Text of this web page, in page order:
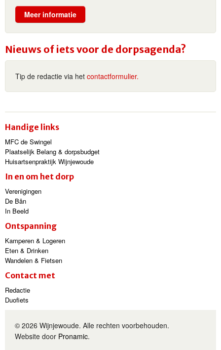
Meer informatie
Nieuws of iets voor de dorpsagenda?
Tip de redactie via het contactformulier.
Handige links
MFC de Swingel
Plaatselijk Belang & dorpsbudget
Huisartsenpraktijk Wijnjewoude
In en om het dorp
Verenigingen
De Bân
In Beeld
Ontspanning
Kamperen & Logeren
Eten & Drinken
Wandelen & Fietsen
Contact met
Redactie
Duofiets
© 2026 Wijnjewoude. Alle rechten voorbehouden.
Website door Pronamic.